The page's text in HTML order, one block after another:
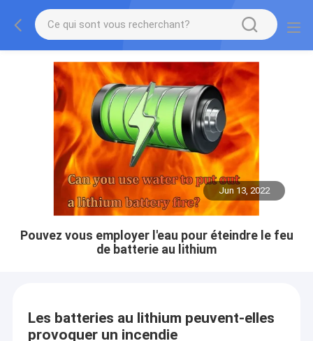
Jun 13, 2022
Pouvez vous employer l'eau pour éteindre le feu
de batterie au lithium
Les batteries au lithium peuvent-elles
provoquer un incendie